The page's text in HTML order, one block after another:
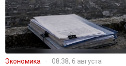
Экономика 08:38, 6 августа